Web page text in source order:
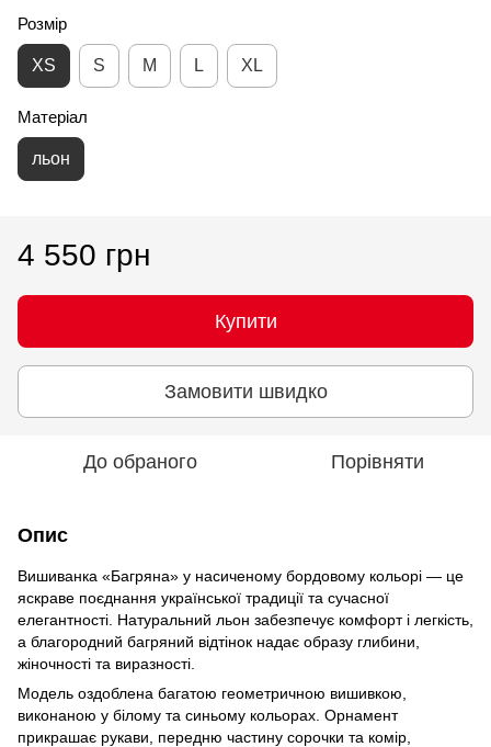
Розмір
XS S M L XL
Матеріал
льон
4 550 грн
Купити
Замовити швидко
До обраного Порівняти
Опис
Вишиванка «Багряна» у насиченому бордовому кольорі — це
яскраве поєднання української традиції та сучасної
елегантності. Натуральний льон забезпечує комфорт і легкість,
а благородний багряний відтінок надає образу глибини,
жіночності та виразності.
Модель оздоблена багатою геометричною вишивкою,
виконаною у білому та синьому кольорах. Орнамент
прикрашає рукави, передню частину сорочки та комір,